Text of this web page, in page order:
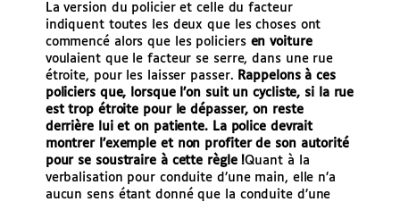
La version du policier et celle du facteur
indiquent toutes les deux que les choses ont
commencé alors que les policiers en voiture
voulaient que le facteur se serre, dans une rue
étroite, pour les laisser passer. Rappelons à ces
policiers que, lorsque l’on suit un cycliste, si la rue
est trop étroite pour le dépasser, on reste
derrière lui et on patiente. La police devrait
montrer l’exemple et non profiter de son autorité
pour se soustraire à cette règle !Quant à la
verbalisation pour conduite d’une main, elle n’a
aucun sens étant donné que la conduite d’une